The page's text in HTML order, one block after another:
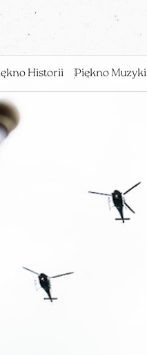
Historii Piękno Muzyki